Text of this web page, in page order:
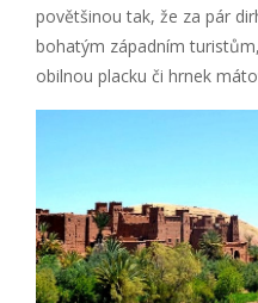
povětšinou tak, že za pár
bohatým západním
obilnou placku či hrnek